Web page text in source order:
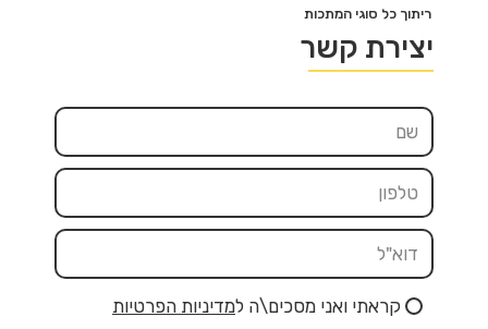
ריתוך כל סוגי המתכות
יצירת קשר
קראתי ואני מסכים\ה למדיניות הפרטיות